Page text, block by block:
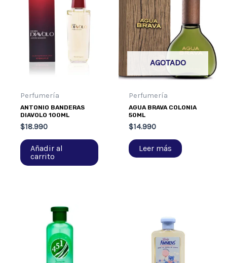
Perfumería
ANTONIO BANDERAS
DIAVOLO 100ML
$18.990
Añadir al
carrito
AGOTADO
Perfumería
AGUA BRAVA COLONIA
50ML
$14.990
Leer más